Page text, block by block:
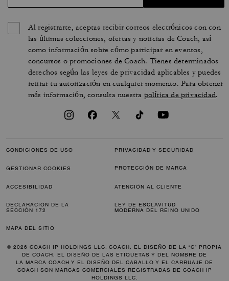
Al registrarte, aceptas recibir correos electrónicos con con
las últimas colecciones, ofertas y noticias de Coach, así
como información sobre cómo participar en eventos,
concursos o promociones de Coach. Tienes determinados
derechos según las leyes de privacidad aplicables y puedes
retirar tu autorización en cualquier momento. Para obtener
más información, consulta nuestra política de privacidad.
CONDICIONES DE USO PRIVACIDAD Y SEGURIDAD
GESTIONAR COOKIES PROTECCIÓN DE MARCA
ACCESIBILIDAD ATENCIÓN AL CLIENTE
DECLARACIÓN DE LA
SECCIÓN 172
LEY DE ESCLAVITUD
MODERNA DEL REINO UNIDO
MAPA DEL SITIO
© 2026 COACH IP HOLDINGS LLC. COACH, EL DISEÑO DE LA “C” PROPIA
DE COACH, EL DISEÑO DE LAS ETIQUETAS Y DEL NOMBRE DE
LA MARCA COACH Y EL DISEÑO DEL CABALLO Y EL CARRUAJE DE
COACH SON MARCAS COMERCIALES REGISTRADAS DE COACH IP
HOLDINGS LLC.